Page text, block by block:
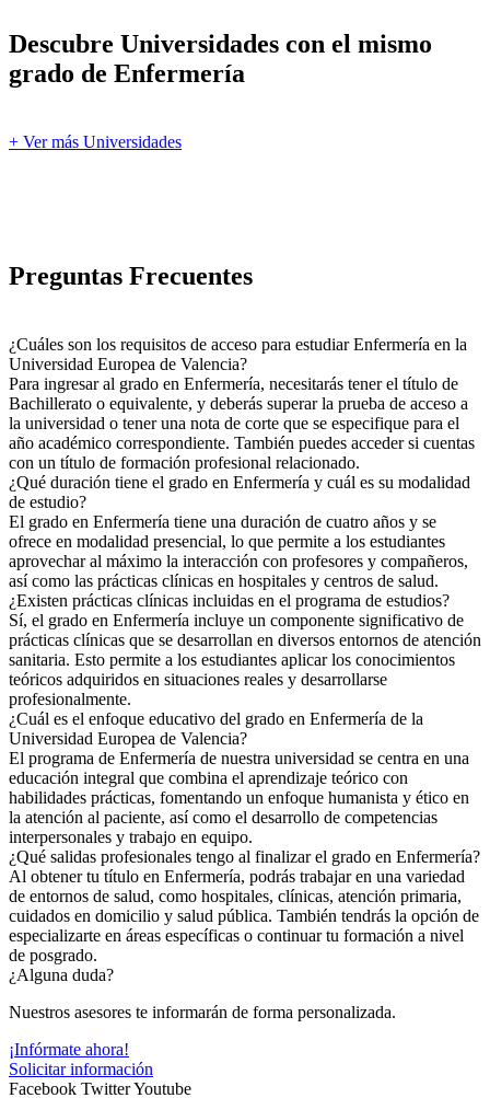
Descubre Universidades con el mismo
grado de Enfermería
+ Ver más Universidades
Preguntas Frecuentes
¿Cuáles son los requisitos de acceso para estudiar Enfermería en la
Universidad Europea de Valencia?
Para ingresar al grado en Enfermería, necesitarás tener el título de
Bachillerato o equivalente, y deberás superar la prueba de acceso a
la universidad o tener una nota de corte que se especifique para el
año académico correspondiente. También puedes acceder si cuentas
con un título de formación profesional relacionado.
¿Qué duración tiene el grado en Enfermería y cuál es su modalidad
de estudio?
El grado en Enfermería tiene una duración de cuatro años y se
ofrece en modalidad presencial, lo que permite a los estudiantes
aprovechar al máximo la interacción con profesores y compañeros,
así como las prácticas clínicas en hospitales y centros de salud.
¿Existen prácticas clínicas incluidas en el programa de estudios?
Sí, el grado en Enfermería incluye un componente significativo de
prácticas clínicas que se desarrollan en diversos entornos de atención
sanitaria. Esto permite a los estudiantes aplicar los conocimientos
teóricos adquiridos en situaciones reales y desarrollarse
profesionalmente.
¿Cuál es el enfoque educativo del grado en Enfermería de la
Universidad Europea de Valencia?
El programa de Enfermería de nuestra universidad se centra en una
educación integral que combina el aprendizaje teórico con
habilidades prácticas, fomentando un enfoque humanista y ético en
la atención al paciente, así como el desarrollo de competencias
interpersonales y trabajo en equipo.
¿Qué salidas profesionales tengo al finalizar el grado en Enfermería?
Al obtener tu título en Enfermería, podrás trabajar en una variedad
de entornos de salud, como hospitales, clínicas, atención primaria,
cuidados en domicilio y salud pública. También tendrás la opción de
especializarte en áreas específicas o continuar tu formación a nivel
de posgrado.
¿Alguna duda?
Nuestros asesores te informarán de forma personalizada.
¡Infórmate ahora!
Solicitar información
Facebook TwitterYoutube